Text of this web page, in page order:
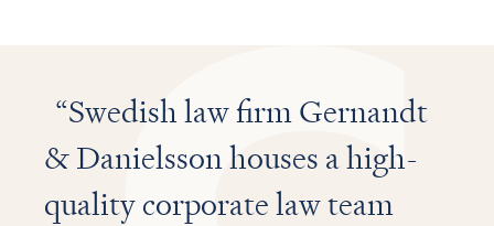
Swedish law firm Gernandt
& Danielsson houses a high-
quality corporate law team